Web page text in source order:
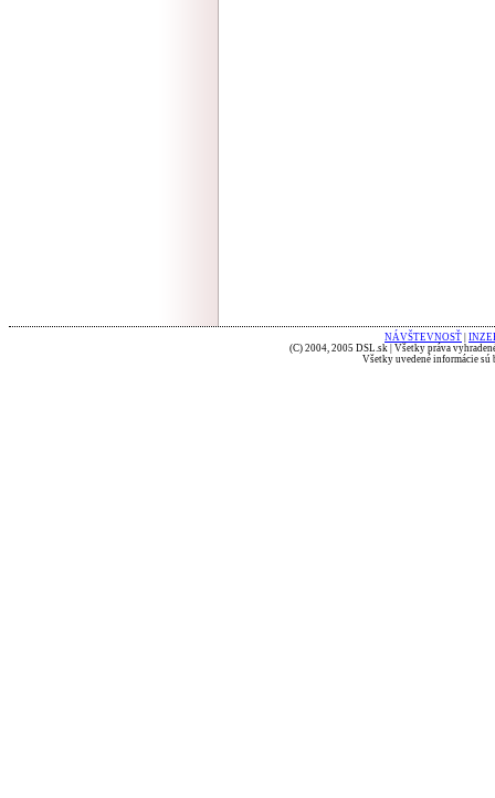
NÁVŠTEVNOSŤ
(C) 2004, 2005 DSL.sk | Všetky práva
Všetky uvedené informácie sú